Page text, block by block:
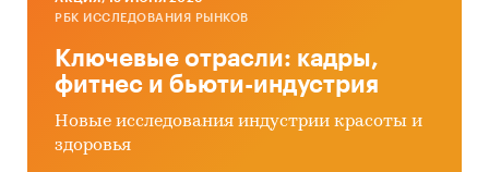
РБК ИССЛЕДОВАНИЯ РЫНКОВ
Ключевые отрасли: кадры,
фитнес и бьюти-индустрия
Новые исследования индустрии красоты и
здоровья